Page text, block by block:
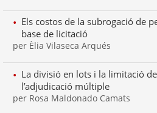
Els costos de la subrogació de
base de licitació
per Èlia Vilaseca Arqués
La divisió en lots i la limitació
l’adjudicació múltiple
per Rosa Maldonado Camats